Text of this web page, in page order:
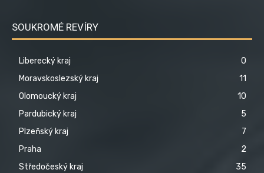
SOUKROMÉ REVÍRY
Liberecký kraj
0
Moravskoslezský kraj
11
Olomoucký kraj
10
Pardubický kraj
5
Plzeňský kraj
7
Praha
2
Středočeský kraj
35